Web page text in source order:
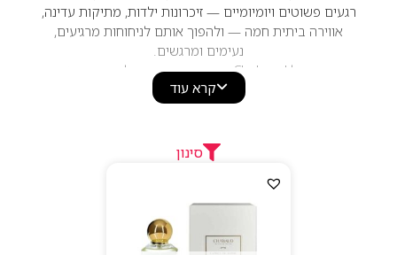
רגעים פשוטים ויומיומיים — זיכרונות ילדות, מתיקות עדינה,
אווירה ביתית חמה — ולהפוך אותם לניחוחות מרגיעים,
נעימים ומרגשים.
הניחוחות של Chabaud מתאפיינים בפרופילים רכים ועדינים
וניל חמים, פירות בהירים, פרחים לבנים,
מאסק נקי, תווי קרם עדינים ואלמנטים גורמנדים קלים
ריחני שעוטף את העור בעדינות.
ליין המותג כולל יצירות אהובות כמו
Eau de Source
מציג עולם ריח ייחודי שנע בין מתוק־קרמי לבין
נקי־רענן.הבקבוקים מעוצבים בסגנון מינימליסטי, לבן ונקי,
המשקף את הפשטות האלגנטית של המותג.
קרא עוד
סינון